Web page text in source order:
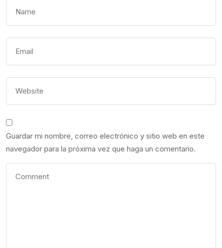
Guardar mi nombre, correo electrónico y sitio web en este
navegador para la próxima vez que haga un comentario.